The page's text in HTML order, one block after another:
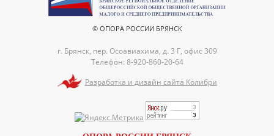
© ОПОРА РОССИИ БРЯНСК
г. Брянск, пер. Осоавиахима, д. 3 Г, офис 309
Телефон: 8-920-860-20-64
Разработка и дизайн сайта Колибри